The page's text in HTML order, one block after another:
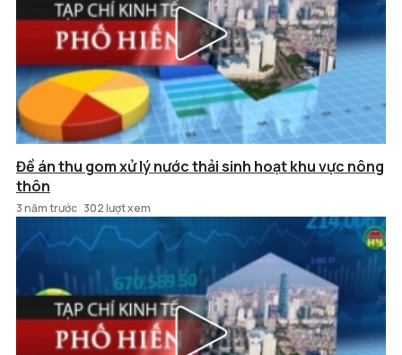
Đề án thu gom xử lý nước thải sinh hoạt khu vực nông
thôn
3 năm trước 302 lượt xem